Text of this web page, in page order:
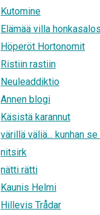
Kutomine
Elämää villa
Höperöt Hortonomit
Ristiin rastiin
Neuleaddiktio
Annen blogi
Käsistä karannut
värillä väliä... kunhan
nitsirk
nätti rätti
Kaunis Helmi
Hillevis Trådar